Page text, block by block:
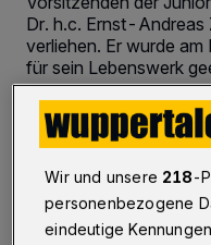
Dr. h.c. Ernst-Andreas
verliehen. Er wurde
für sein Lebenswerk
Wir und unsere 218-
personenbezogene
eindeutige